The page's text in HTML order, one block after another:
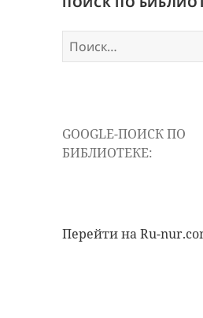
Найти:
GOOGLE-ПОИСК ПО
БИБЛИОТЕКЕ:
Перейти на Ru-